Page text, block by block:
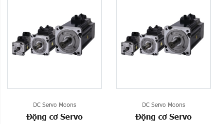
DC Servo Moons
Động cơ Servo
DC Servo Moons
Động cơ Servo